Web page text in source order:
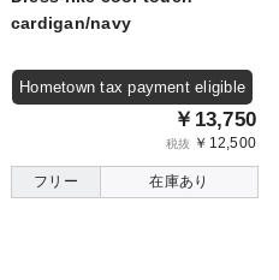
cardigan/navy
Hometown tax payment eligible
￥13,750
税抜 ￥12,500
フリー 在庫あり